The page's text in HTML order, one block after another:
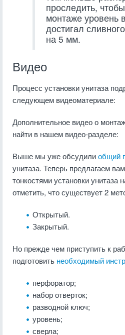
проследить,
монтаже уровень
достигал
на 5 мм.
Видео
Процесс установки унитаза
следующем видеоматериале:
Дополнительное видео о
найти в нашем видео-разделе:
Выше мы уже обсудилиобщий
унитаза. Теперь предлагаем
тонкостями установки унитаза
отметить, что существует 2
Открытый.
Закрытый.
Но прежде чем приступить к
подготовить необходимый
перфоратор;
набор отверток;
разводной ключ;
уровень;
сверла;